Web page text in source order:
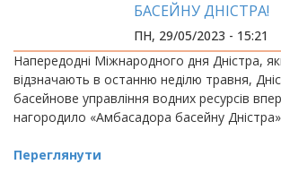
БАСЕЙНУ ДНІСТРА!
ПН, 29/05/2023 - 15:21
Напередодні Міжнародного дня Дністра,
відзначають в останню неділю травня,
басейнове управління водних ресурсів
нагородило «Амбасадора басейну
Переглянути